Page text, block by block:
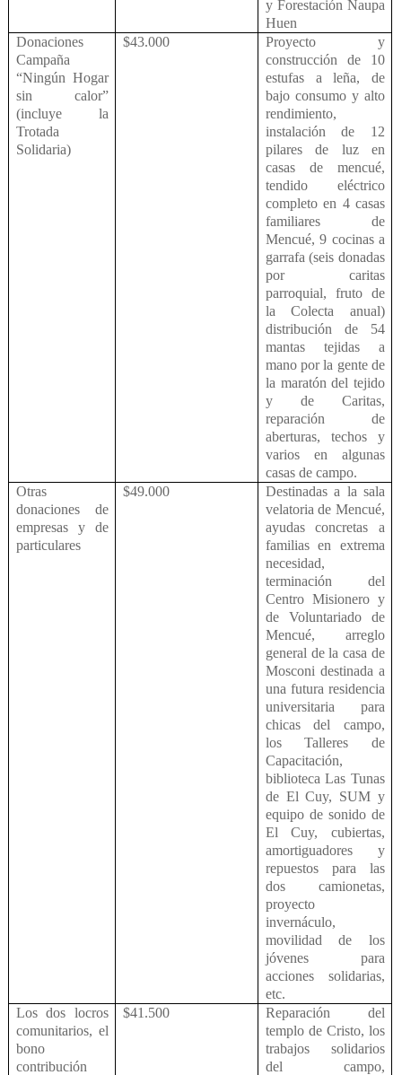
y Forestación Naupa
Huen
Donaciones
Campaña
“Ningún Hogar
sin calor”
(incluye la
Trotada
Solidaria)
$43.000
Proyecto y
construcción de 10
estufas a leña, de
bajo consumo y alto
rendimiento,
instalación de 12
pilares de luz en
casas de mencué,
tendido eléctrico
completo en 4 casas
familiares de
Mencué, 9 cocinas a
garrafa (seis donadas
por caritas
parroquial, fruto de
la Colecta anual)
distribución de 54
mantas tejidas a
mano por la gente de
la maratón del tejido
y de Caritas,
reparación de
aberturas, techos y
varios en algunas
casas de campo.
Otras
donaciones de
empresas y de
particulares
$49.000
Destinadas a la sala
velatoria de Mencué,
ayudas concretas a
familias en extrema
necesidad,
terminación del
Centro Misionero y
de Voluntariado de
Mencué, arreglo
general de la casa de
Mosconi destinada a
una futura residencia
universitaria para
chicas del campo,
los Talleres de
Capacitación,
biblioteca Las Tunas
de El Cuy, SUM y
equipo de sonido de
El Cuy, cubiertas,
amortiguadores y
repuestos para las
dos camionetas,
proyecto
invernáculo,
movilidad de los
jóvenes para
acciones solidarias,
etc.
Los dos locros
comunitarios, el
bono
contribución
$41.500
Reparación del
templo de Cristo, los
trabajos solidarios
del campo,